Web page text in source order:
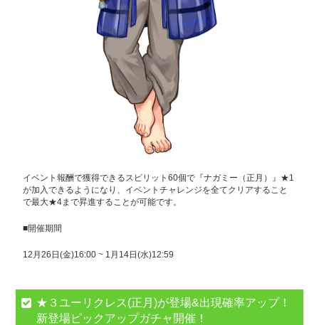
イベント報酬で獲得できるスピリット60個で『ナガミー（正月）』★1
が加入できるようになり、イベントチャレンジを全てクリアすること
で最大★4まで昇進することが可能です。
■開催期間
12月26日(金)16:00 ~ 1月14日(水)12:59
★３ユーリクレス(正月)が登場&出現確率アップ！
新登場ピックアップガチャ開催！